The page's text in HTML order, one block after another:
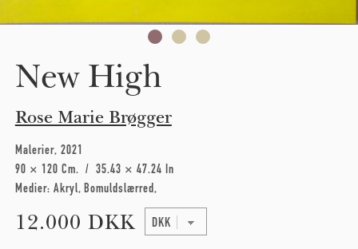
New High
Rose Marie Brøgger
Malerier 2021
90 × 120 Cm
35.43 × 47.24 In
Medier: Akryl Bomuldslærred
12.000 DKK